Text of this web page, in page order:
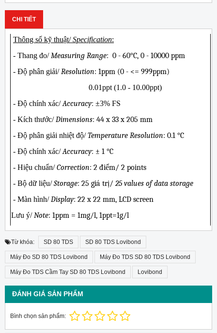
CHI TIẾT
Thông số kỹ thuật/Specification:
- Thang đo/Measuring Range: 0 - 60°C, 0 - 10000 ppm
- Độ phân giải/Resolution: 1ppm (0 - <= 999ppm)
0.01ppt (1.0 - 10.00ppt)
- Độ chính xác/Accuracy: ±3% FS
- Kích thước/Dimensions: 44 x 33 x 205 mm
- Độ phân giải nhiệt độ/Temperature Resolution: 0.1 °C
- Độ chính xác/Accuracy: ± 1 °C
- Hiệu chuẩn/Correction: 2 điểm/ 2 points
- Bộ dữ liệu/Storage: 25 giá trị/ 25 values of data storage
- Màn hình/Display: 22 x 22 mm, LCD screen
Lưu ý/Note: 1ppm = 1mg/l, 1ppt=1g/l
Từ khóa: SD 80 TDS SD 80 TDS Lovibond
Máy Đo SD 80 TDS Lovibond Máy Đo TDS SD 80 TDS Lovibond
Máy Đo TDS Cầm Tay SD 80 TDS Lovibond Lovibond
ĐÁNH GIÁ SẢN PHẨM
Bình chọn sản phẩm: